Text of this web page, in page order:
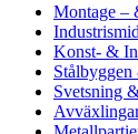
Montage –
Konst- &
Svetsning